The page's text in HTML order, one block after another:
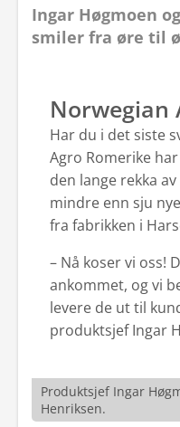
Ingar Høgmoen
smiler fra øre til
Norwegian
Har du i det siste
Agro Romerike
den lange rekka
mindre enn sju
fra fabrikken i
– Nå koser vi oss!
ankommet, og vi
levere de ut til
produktsjef Ingar
Produktsjef Ingar
Henriksen.